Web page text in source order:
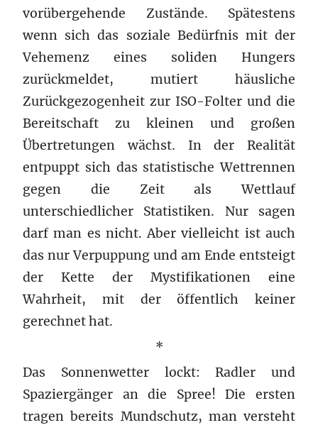
vorübergehende Zustände. Spätestens
wenn sich das soziale Bedürfnis mit der
Vehemenz eines soliden Hungers
zurückmeldet, mutiert häusliche
Zurückgezogenheit zur ISO-Folter und die
Bereitschaft zu kleinen und großen
Übertretungen wächst. In der Realität
entpuppt sich das statistische Wettrennen
gegen die Zeit als Wettlauf
unterschiedlicher Statistiken. Nur sagen
darf man es nicht. Aber vielleicht ist auch
das nur Verpuppung und am Ende entsteigt
der Kette der Mystifikationen eine
Wahrheit, mit der öffentlich keiner
gerechnet hat.
*
Das Sonnenwetter lockt: Radler und
Spaziergänger an die Spree! Die ersten
tragen bereits Mundschutz, man versteht